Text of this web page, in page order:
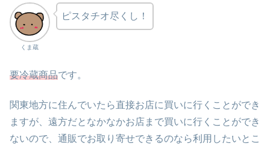
くま蔵
ピスタチオ尽くし！
要冷蔵商品です。
関東地方に住んでいたら直接お店に買いに行くことができ
ますが、遠方だとなかなかお店まで買いに行くことができ
ないので、通販でお取り寄せできるのなら利用したいとこ